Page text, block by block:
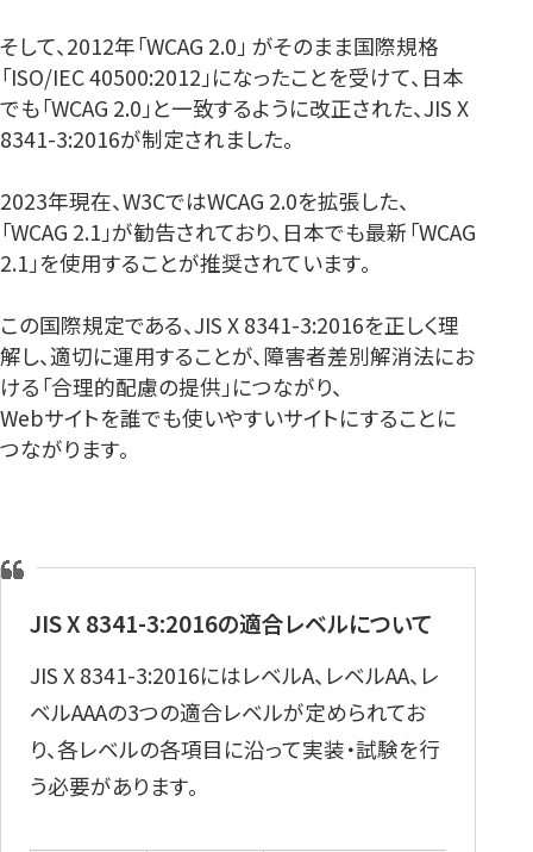
そして、2012年「WCAG 2.0」 がそのまま国際規格
「ISO/IEC 40500:2012」になったことを受けて、日本
でも「WCAG 2.0」と一致するように改正された、JIS X
8341-3:2016が制定されました。
2023年現在、W3CではWCAG 2.0を拡張した、
「WCAG 2.1」が勧告されており、日本でも最新「WCAG
2.1」を使用することが推奨されています。
この国際規定である、JIS X 8341-3:2016を正しく理
解し、適切に運用することが、障害者差別解消法にお
ける「合理的配慮の提供」につながり、
Webサイトを誰でも使いやすいサイトにすることに
つながります。
JIS X 8341-3:2016の適合レベルについて
JIS X 8341-3:2016にはレベルA、レベルAA、レ
ベルAAAの3つの適合レベルが定められてお
り、各レベルの各項目に沿って実装・試験を行
う必要があります。